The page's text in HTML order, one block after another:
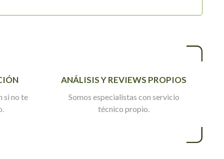
si no te
ANÁLISIS Y REVIEWS PROPIOS
Somos especialistas con servicio
técnico propio.